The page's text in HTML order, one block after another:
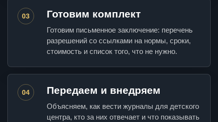
03 Готовим комплект
Готовим письменное заключение: перечень
разрешений со ссылками на нормы, сроки,
стоимость и список того, что не нужно.
04 Передаем и внедряем
Объясняем, как вести журналы для детского
центра, кто за них отвечает и что показывать